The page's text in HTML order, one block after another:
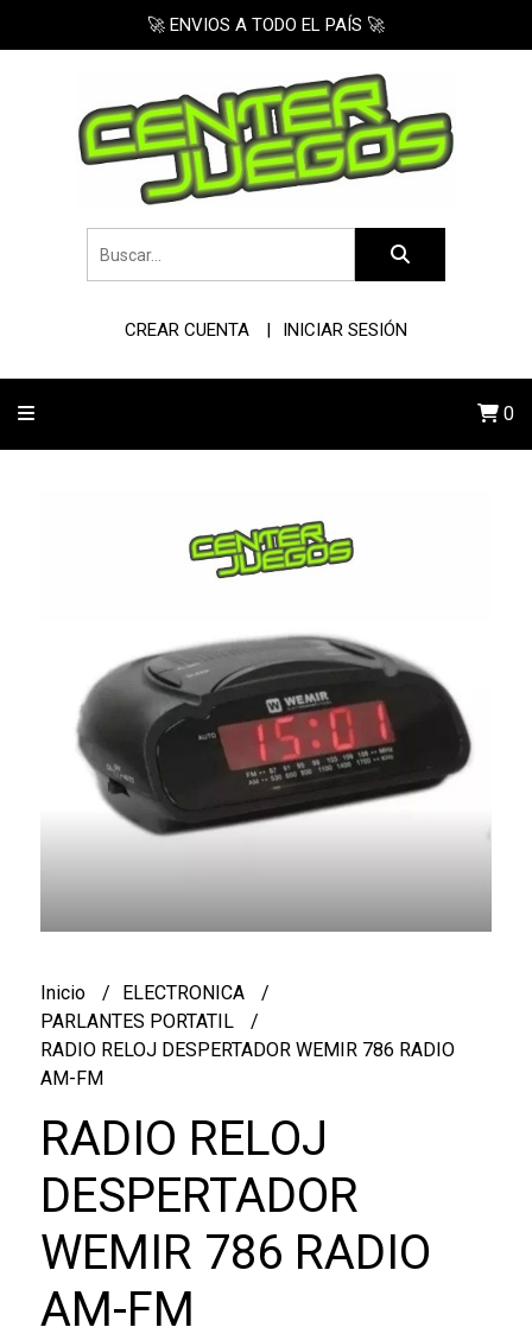
🚀 ENVIOS A TODO EL PAÍS 🚀
CREAR CUENTA INICIAR SESIÓN
0
Inicio
ELECTRONICA
PARLANTES PORTATIL
RADIO RELOJ DESPERTADOR WEMIR 786 RADIO
AM-FM
RADIO RELOJ
DESPERTADOR
WEMIR 786 RADIO
AM-FM